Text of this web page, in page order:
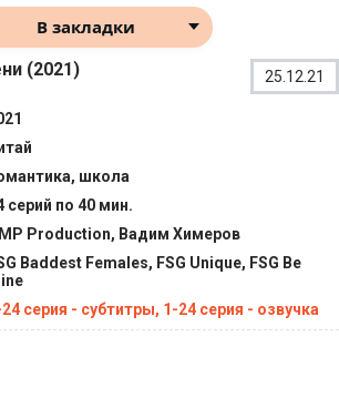
В закладки
(2021) 25.12.21
школа
серий по 40 мин.
Production, Вадим Химеров
Baddest Females, FSG Unique, FSG Be
серия - субтитры, 1-24 серия - озвучка